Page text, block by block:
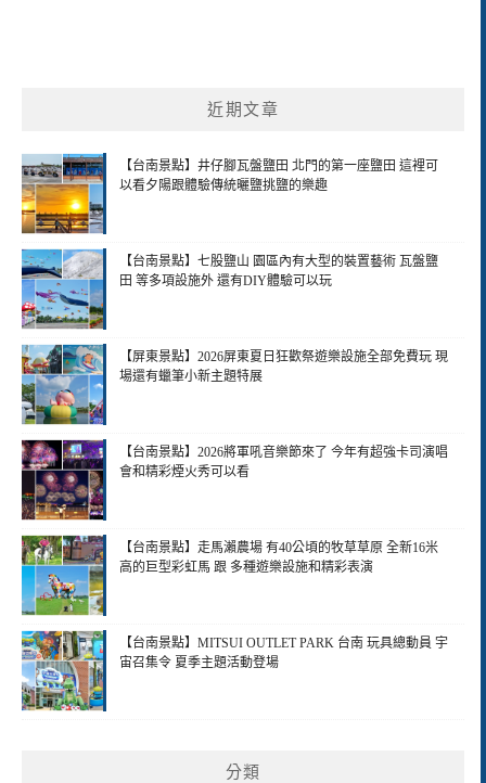
近期文章
【台南景點】井仔腳瓦盤鹽田 北門的第一座鹽田 這裡可
以看夕陽跟體驗傳統曬鹽挑鹽的樂趣
【台南景點】七股鹽山 園區內有大型的裝置藝術 瓦盤鹽
田 等多項設施外 還有DIY體驗可以玩
【屏東景點】2026屏東夏日狂歡祭遊樂設施全部免費玩 現
場還有蠟筆小新主題特展
【台南景點】2026將軍吼音樂節來了 今年有超強卡司演唱
會和精彩煙火秀可以看
【台南景點】走馬瀨農場 有40公頃的牧草草原 全新16米
高的巨型彩虹馬 跟 多種遊樂設施和精彩表演
【台南景點】MITSUI OUTLET PARK 台南 玩具總動員 宇
宙召集令 夏季主題活動登場
分類